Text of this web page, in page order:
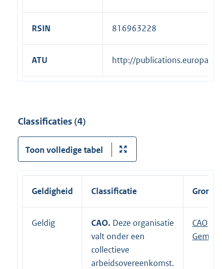
RSIN 816963228
ATU http://
Classificaties (4)
Toon volledige tabel
Geldigheid Classificatie
Geldig CAO. Deze organisatie
valt onder een
collectieve
arbeidsovereenkomst.
E
x
CAO